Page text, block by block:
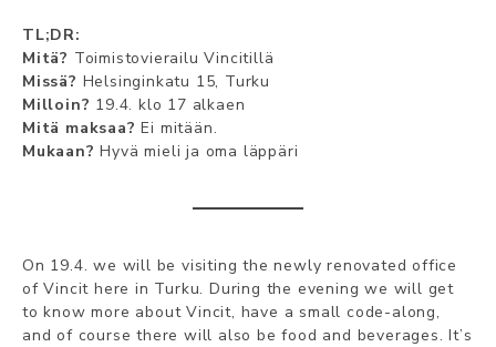
TL;DR:
Mitä? Toimistovierailu Vincitillä
Missä? Helsinginkatu 15, Turku
Milloin? 19.4. klo 17 alkaen
Mitä maksaa? Ei mitään.
Mukaan? Hyvä mieli ja oma läppäri
On 19.4. we will be visiting the newly renovated office
of Vincit here in Turku. During the evening we will get
to know more about Vincit, have a small code-along,
and of course there will also be food and beverages. It’s